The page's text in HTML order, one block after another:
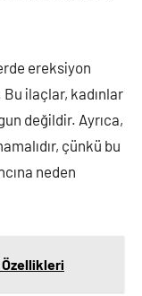
ereksiyon
Bu ilaçlar, kadınlar
değildir. Ayrıca,
çünkü bu
neden
Özellikleri